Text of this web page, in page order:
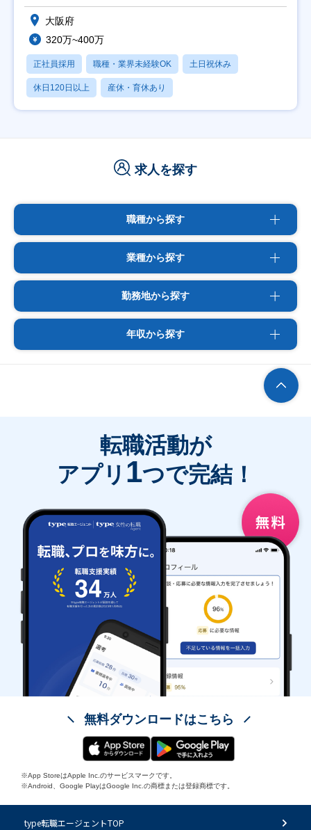
大阪府
320万~400万
正社員採用 職種・業界未経験OK 土日祝休み
休日120日以上 産休・育休あり
求人を探す
職種から探す
業種から探す
勤務地から探す
年収から探す
転職活動が
アプリ 1つで完結！
無料ダウンロードはこちら
※App StoreはApple Inc.のサービスマークです。
※Android、Google PlayはGoogle Inc.の商標または登録商標です。
type転職エージェントTOP